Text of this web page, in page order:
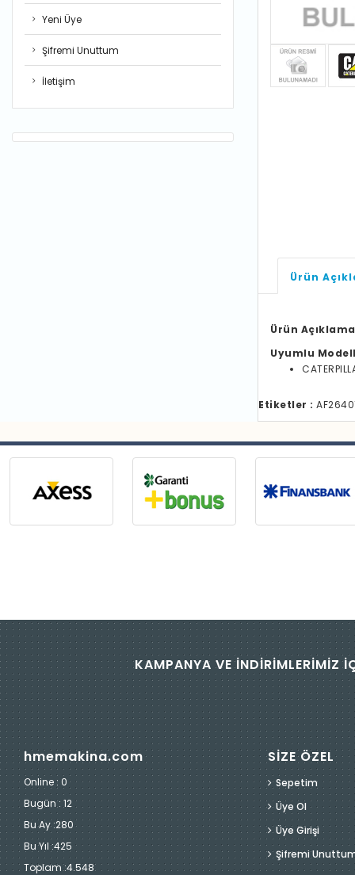
Yeni Üye
Şifremi Unuttum
İletişim
Ürün
Ürün
Uyumlu
Etiketler :
KAMPANYA VE İNDİRİMLERİMİZ
hmemakina.com
Online : 0
Bugün : 12
Bu Ay :280
Bu Yıl :425
Toplam :4.548
SİZE ÖZEL
Sepetim
Üye Ol
Üye Girişi
Şifremi